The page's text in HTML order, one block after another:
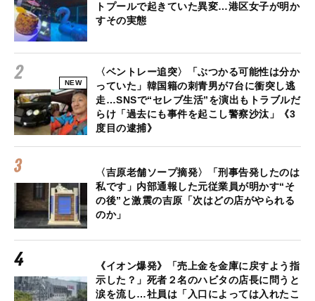
トプールで起きていた異変…港区女子が明か
すその実態
NEW
〈ベントレー追突〉「ぶつかる可能性は分か
っていた」韓国籍の刺青男が7台に衝突し逃
走…SNSで“セレブ生活”を演出もトラブルだ
らけ「過去にも事件を起こし警察沙汰」《3
度目の逮捕》
〈吉原老舗ソープ摘発〉「刑事告発したのは
私です」内部通報した元従業員が明かす“そ
の後”と激震の吉原「次はどの店がやられる
のか」
《イオン爆発》「売上金を金庫に戻すよう指
示した？」死者２名のハビタの店長に問うと
涙を流し…社員は「入口によっては入れたこ